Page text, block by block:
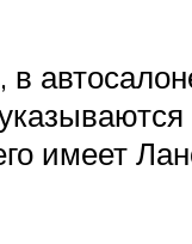
имеет